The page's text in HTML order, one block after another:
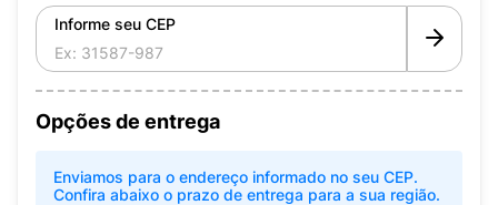
Informe seu CEP
Opções de entrega
Enviamos para o endereço informado no seu CEP.
Confira abaixo o prazo de entrega para a sua região.